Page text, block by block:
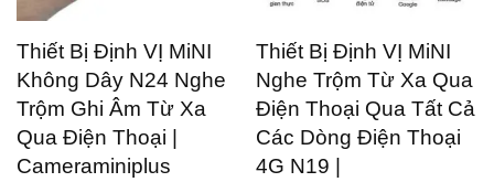
Thiết Bị Định VỊ MiNI
Không Dây N24 Nghe
Trộm Ghi Âm Từ Xa
Qua Điện Thoại |
Cameraminiplus
Thiết Bị Định VỊ MiNI
Nghe Trộm Từ Xa Qua
Điện Thoại Qua Tất Cả
Các Dòng Điện Thoại
4G N19 |